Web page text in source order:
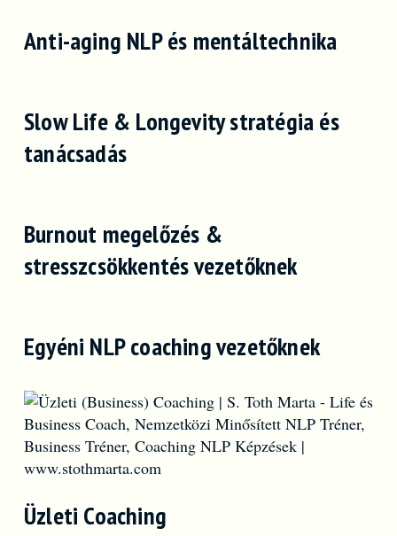
Anti-aging NLP és mentáltechnika
Slow Life & Longevity stratégia és
tanácsadás
Burnout megelőzés &
stresszcsökkentés vezetőknek
Egyéni NLP coaching vezetőknek
Üzleti Coaching